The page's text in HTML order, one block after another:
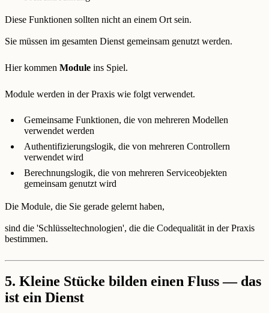
Diese Funktionen sollten nicht an einem Ort sein.
Sie müssen im gesamten Dienst gemeinsam genutzt werden.
Hier kommen Module ins Spiel.
Module werden in der Praxis wie folgt verwendet.
Gemeinsame Funktionen, die von mehreren Modellen
verwendet werden
Authentifizierungslogik, die von mehreren Controllern
verwendet wird
Berechnungslogik, die von mehreren Serviceobjekten
gemeinsam genutzt wird
Die Module, die Sie gerade gelernt haben,
sind die 'Schlüsseltechnologien', die die Codequalität in der Praxis
bestimmen.
5. Kleine Stücke bilden einen Fluss — das
ist ein Dienst